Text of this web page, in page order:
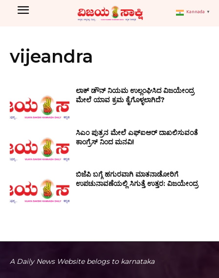
vijeandra
ಲಾಕ್ ಡೌನ್ ನಿಯಮ ಉಲ್ಲಂಘಿಸಿದ ವಿಜಯೇಂದ್ರ
ಮೇಲೆ ಯಾವ ಕ್ರಮ ಕೈಗೊಳ್ಳಲಾಗಿದೆ?
ಸಿಎಂ ಪುತ್ರನ ಮೇಲೆ ಎಫ್ಐಆರ್ ದಾಖಲಿಸುವಂತೆ
ಕಾಂಗ್ರೆಸ್ ನಿಂದ ಮನವಿ!
ಬಿಜೆಪಿ ಬಗ್ಗೆ ಹಗುರವಾಗಿ ಮಾತನಾಡೋರಿಗೆ
ಉಪಚುನಾವಣೆಯಲ್ಲಿ ಸಿಗುತ್ತೆ ಉತ್ತರ: ವಿಜಯೇಂದ್ರ
A Daily News Website belogs to karnataka
Kannada ▼